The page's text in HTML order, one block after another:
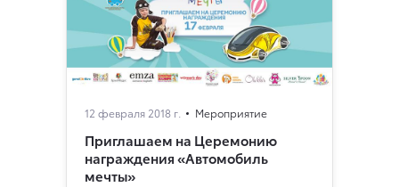
12 февраля 2018 г. Мероприятие
Приглашаем на Церемонию
награждения «Автомобиль
мечты»